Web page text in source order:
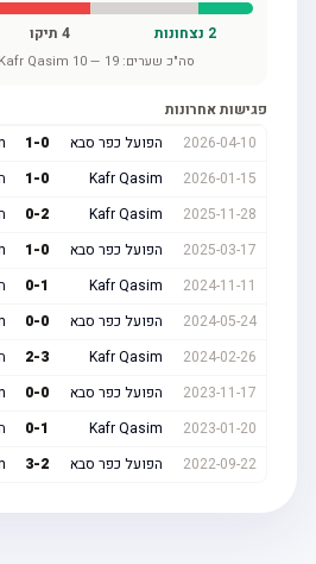
נצחונות תיקו
סה"כ שערים: Kafr Qasim 10 — 19
פגישות אחרונות
2026-04-10
הפועל כפר סבא 1
2026-01-15
Kafr Qasim
1
2025-11-28
Kafr Qasim
0
2025-03-17
הפועל כפר סבא 1
2024-11-11
Kafr Qasim
0
2024-05-24
הפועל כפר סבא 0
2024-02-26
Kafr Qasim
2
2023-11-17
הפועל כפר סבא 0
2023-01-20
Kafr Qasim
0
2022-09-22
הפועל כפר סבא 3